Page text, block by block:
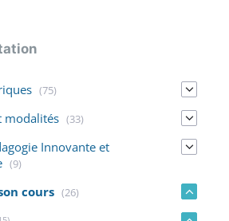
(75)
modalités (33)
Innovante et
(9)
cours (26)